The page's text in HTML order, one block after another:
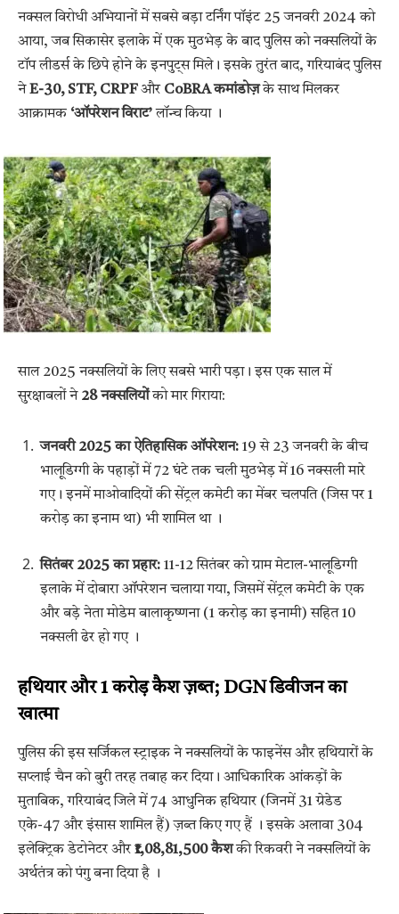
नक्सल विरोधी अभियानों में सबसे बड़ा टर्निंग पॉइंट 25 जनवरी 2024 को
आया, जब सिकासेर इलाके में एक मुठभेड़ के बाद पुलिस को नक्सलियों के
टॉप लीडर्स के छिपे होने के इनपुट्स मिले। इसके तुरंत बाद, गरियाबंद पुलिस
नेE-30, STF, CRPFऔरCoBRA कमांडोज़के साथ मिलकर
आक्रामक ‘ऑपरेशन विराट’लॉन्च किया ।
साल 2025 नक्सलियों के लिए सबसे भारी पड़ा। इस एक साल में
सुरक्षाबलों ने 28 नक्सलियोंको मार गिराया:
जनवरी 2025 का ऐतिहासिक ऑपरेशन: 19 से 23 जनवरी के बीच
भालूडिग्गी के पहाड़ों में 72 घंटे तक चली मुठभेड़ में 16 नक्सली मारे
गए। इनमें माओवादियों की सेंट्रल कमेटी का मेंबर चलपति (जिस पर 1
करोड़ का इनाम था) भी शामिल था ।
सितंबर 2025 का प्रहार: 11-12 सितंबर को ग्राम मेटाल-भालूडिग्गी
इलाके में दोबारा ऑपरेशन चलाया गया, जिसमें सेंट्रल कमेटी के एक
और बड़े नेता मोडेम बालाकृष्णना (1 करोड़ का इनामी) सहित 10
नक्सली ढेर हो गए ।
हथियार और 1 करोड़ कैश ज़ब्त; DGN डिवीजन का
खात्मा
पुलिस की इस सर्जिकल स्ट्राइक ने नक्सलियों के फाइनेंस और हथियारों के
सप्लाई चैन को बुरी तरह तबाह कर दिया। आधिकारिक आंकड़ों के
मुताबिक, गरियाबंद जिले में 74 आधुनिक हथियार (जिनमें 31 ग्रेडेड
एके-47 और इंसास शामिल हैं) ज़ब्त किए गए हैं । इसके अलावा 304
इलेक्ट्रिक डेटोनेटर और₹1,08,81,500 कैशकी रिकवरी ने नक्सलियों के
अर्थतंत्र को पंगु बना दिया है ।